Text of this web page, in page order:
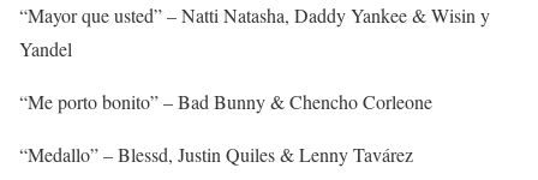
“Mayor que usted” – Natti Natasha, Daddy Yankee & Wisin y
Yandel
“Me porto bonito” – Bad Bunny & Chencho Corleone
“Medallo” – Blessd, Justin Quiles & Lenny Tavárez